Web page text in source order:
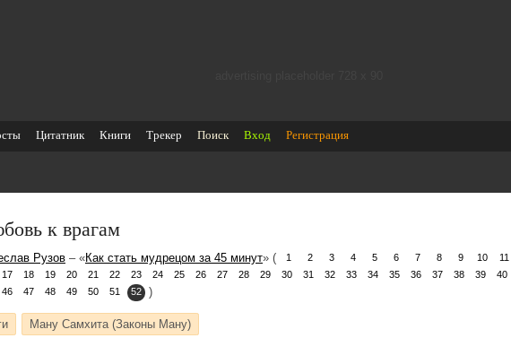
Цитатник Книги Трекер Поиск Вход Регистрация
к врагам
Рузов – «Как стать мудрецом за 45 минут» ( 1 2 3 4 5 6 7 8 9 10 11
17 18 19 20 21 22 23 24 25 26 27 28 29 30 31 32 33 34 35 36 37 38 39 40
46 47 48 49 50 51 52 )
Ману Самхита (Законы Ману)